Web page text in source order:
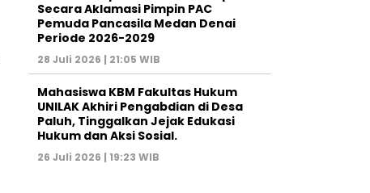
Secara Aklamasi Pimpin PAC
Pemuda Pancasila Medan Denai
Periode 2026-2029
28 Juli 2026 | 21:05 WIB
Mahasiswa KBM Fakultas Hukum
UNILAK Akhiri Pengabdian di Desa
Paluh, Tinggalkan Jejak Edukasi
Hukum dan Aksi Sosial.
26 Juli 2026 | 19:23 WIB